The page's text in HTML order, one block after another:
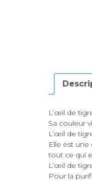
L’œil de
Sa couleur
L’œil de
Elle est
tout ce qui
L’œil de
Pour la